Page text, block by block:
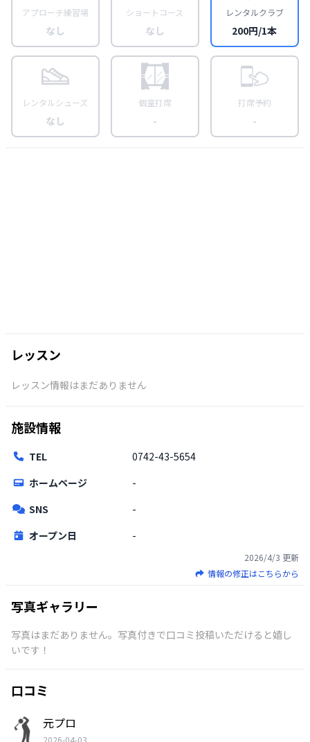
アプローチ練習場
なし
ショートコース
なし
レンタルクラブ
200円/1本
レンタルシューズ
なし
個室打席
-
打席予約
-
レッスン
レッスン情報はまだありません
施設情報
TEL
0742-43-5654
ホームページ
-
SNS
-
オープン日
-
2026/4/3 更新
情報の修正はこちらから
写真ギャラリー
写真はまだありません。写真付きで口コミ投稿いただけると嬉し
いです！
口コミ
元プロ
2026-04-03